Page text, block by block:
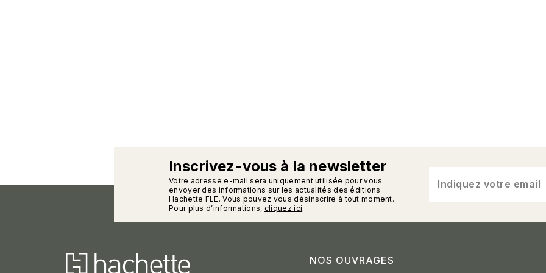
calmann_enveloppe
Inscrivez-vous à la newsletter
Votre adresse e-mail sera uniquement utilisée pour vous
envoyer des informations sur les actualités des éditions
Hachette FLE. Vous pouvez vous désinscrire à tout moment.
Pour plus d’informations, cliquez ici.
Indiquez votre email
NOS OUVRAGES